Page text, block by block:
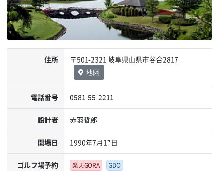
住所
〒501-2321 岐阜県山県市谷合2817
地図
電話番号 0581-55-2211
設計者 赤羽哲郎
開場日 1990年7月17日
ゴルフ場予約 楽天GORA GDO